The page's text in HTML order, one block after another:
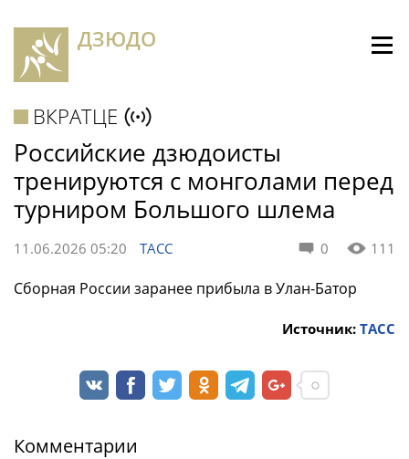
ДЗЮДО
ВКРАТЦЕ
Российские дзюдоисты
тренируются с монголами перед
турниром Большого шлема
0 111
11.06.2026 05:20 ТАСС
Сборная России заранее прибыла в Улан-Батор
Источник: ТАСС
Комментарии